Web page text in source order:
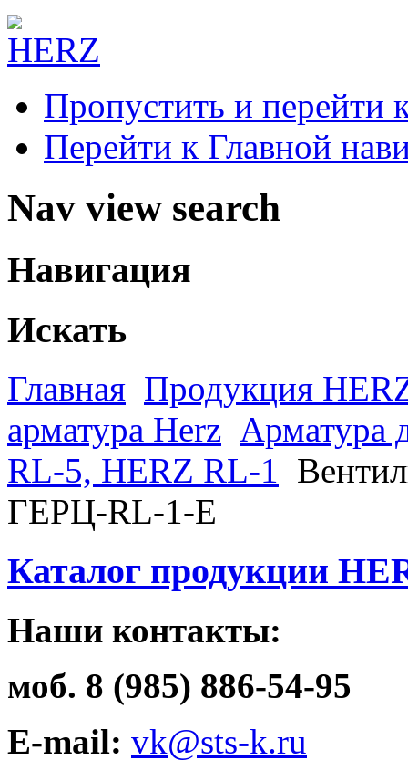
Пропустить и перейти
Перейти к Главной
Nav view search
Навигация
Искать
Главная Продукция
арматура Herz Арматура
RL-5, HERZ RL-1
ГЕРЦ-RL-1-E
Каталог продукции
Наши контакты:
моб. 8 (985) 886-54-95
E-mail: vk@sts-k.ru